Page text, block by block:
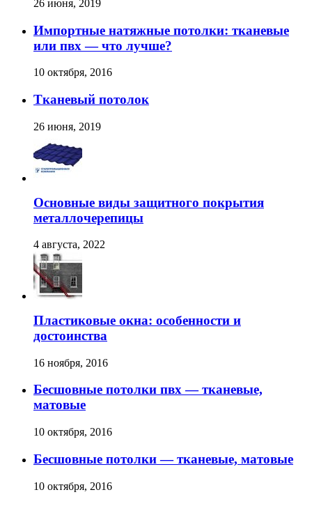
26 июня, 2019
Импортные натяжные потолки: тканевые
или пвх — что лучше?
10 октября, 2016
Тканевый потолок
26 июня, 2019
Основные виды защитного покрытия
металлочерепицы
4 августа, 2022
Пластиковые окна: особенности и
достоинства
16 ноября, 2016
Бесшовные потолки пвх — тканевые,
матовые
10 октября, 2016
Бесшовные потолки — тканевые, матовые
10 октября, 2016